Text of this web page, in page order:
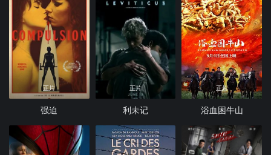
正片
强迫
正片
利未记
正片
浴血困牛山